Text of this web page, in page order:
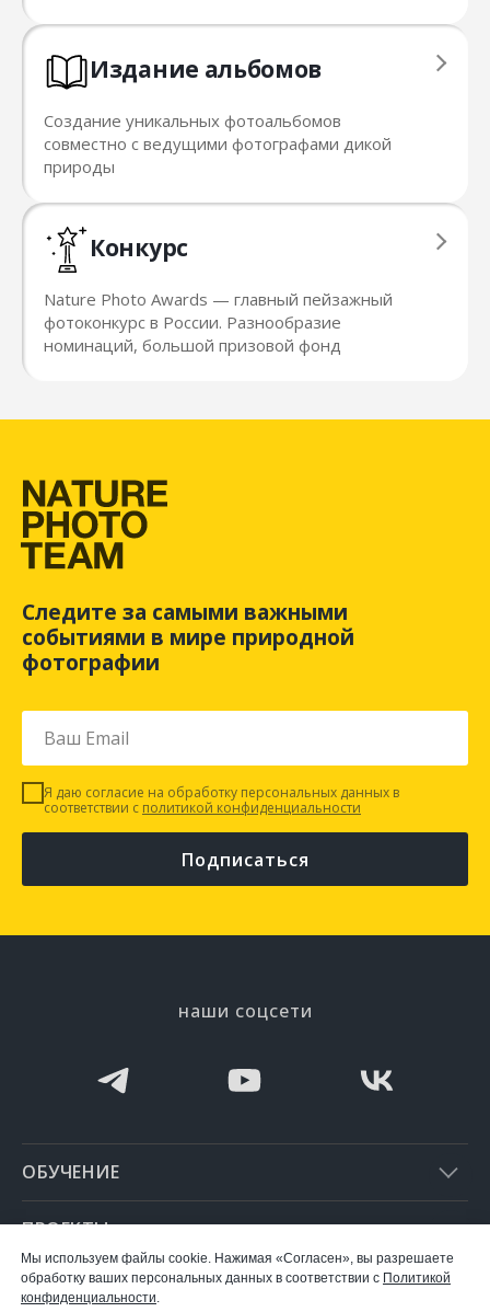
Мы используем файлы cookie. Нажимая «Согласен», вы разрешаете
обработку ваших персональных данных в соответствии с Политикой
конфиденциальности.
Издание альбомов
Создание уникальных фотоальбомов
совместно с ведущими фотографами дикой
природы
Конкурс
Nature Photo Awards — главный пейзажный
фотоконкурс в России. Разнообразие
номинаций, большой призовой фонд
Следите за самыми важными
событиями в мире природной
фотографии
Я даю согласие на обработку персональных данных в
соответствии с политикой конфиденциальности
Подписаться
наши соцсети
ОБУЧЕНИЕ
ПРОЕКТЫ
СВЯЗАТЬСЯ С НАМИ